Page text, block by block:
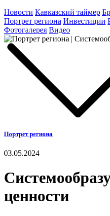
Новости Кавказский таймер
Портрет региона Инвестиции
Фотогалерея Видео
Портрет региона
03.05.2024
ценности